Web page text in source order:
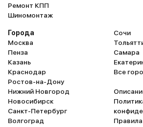
Ремонт КПП
Шиномонтаж
Города
Москва
Пенза
Казань
Краснодар
Ростов-на-Дону
Нижний Новгород
Новосибирск
Санкт-Петербург
Волгоград
Сочи
Самара
Все